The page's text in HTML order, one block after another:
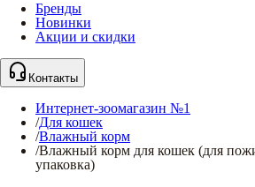
Бренды
Новинки
Акции и скидки
Контакты
Интернет-зоомагазин №1
/Для кошек
/Влажный корм
/Влажный корм для кошек (для
упаковка)